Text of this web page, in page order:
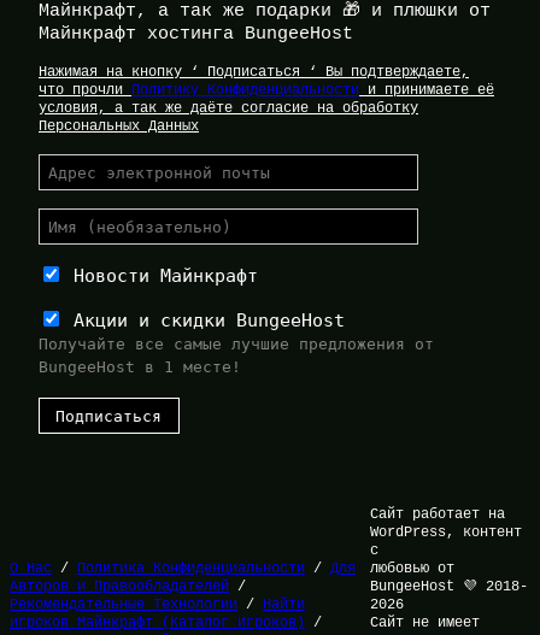
Майнкрафт, а так же подарки 🎁 и плюшки от
Майнкрафт хостинга BungeeHost
Нажимая на кнопку ‘ Подписаться ‘ Вы подтверждаете,
что прочли Политику Конфиденциальности и принимаете её
условия, а так же даёте согласие на обработку
Персональных Данных
Новости Майнкрафт
Акции и скидки BungeeHost
Получайте все самые лучшие предложения от
BungeeHost в 1 месте!
О Нас / Политика Конфиденциальности / Для
Авторов и Правообладателей /
Рекомендательные Технологии / Найти
игроков Майнкрафт (Каталог Игроков) /
Сайт работает на
WordPress, контент
с
любовью от
BungeeHost 💜 2018-
2026
Сайт не имеет